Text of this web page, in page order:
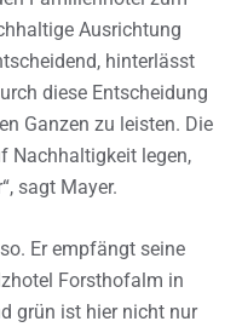
Ausrichtung
hinterlässt
diese Entscheidung
Ganzen zu leisten. Die
Nachhaltigkeit legen,
sagt Mayer.
Er empfängt seine
Forsthofalm in
grün ist hier nicht nur